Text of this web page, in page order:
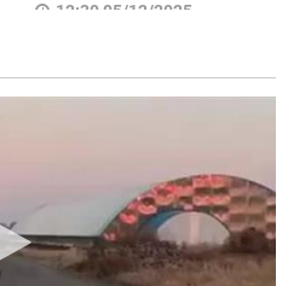
12:30 05/12/2025